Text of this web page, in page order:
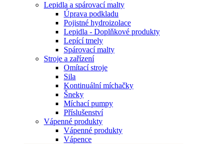
Lepidla a spárovací malty
Úprava podkladu
Pojistné hydroizolace
Lepidla - Doplňkové produkty
Lepící tmely
Spárovací malty
Stroje a zařízení
Omítací stroje
Sila
Kontinuální míchačky
Šneky
Míchací pumpy
Příslušenství
Vápenné produkty
Vápenné produkty
Vápence